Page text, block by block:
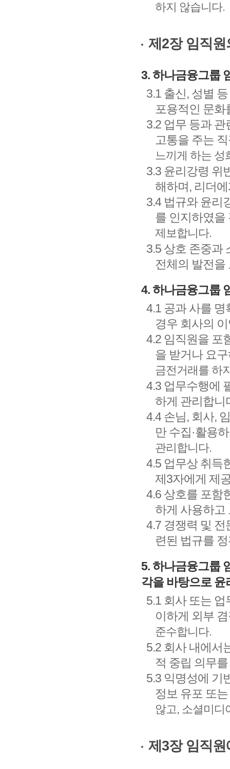
하지 않습니다.
제2장 임직원
3. 하나금융그룹
3.1 출신, 성별
포용적인 문화
3.2 업무 등과
고통을 주는
느끼게 하는 성
3.3 윤리강령 위
해하며, 리더
3.4 법규와 윤리
를 인지하였을
제보합니다.
3.5 상호 존중과
전체의 발전을
4. 하나금융그룹
4.1 공과 사를
경우 회사의
4.2 임직원을 포
을 받거나 요
금전거래를 하
4.3 업무수행에
하게 관리합니
4.4 손님, 회사,
만 수집·활용
관리합니다.
4.5 업무상 취득
제3자에게 제
4.6 상호를 포함
하게 사용하고
4.7 경쟁력 및
련된 법규를
5. 하나금융그룹
각을 바탕으로
5.1 회사 또는
이하게 외부
준수합니다.
5.2 회사 내에서
적 중립 의무
5.3 익명성에 기
정보 유포 또
않고, 소셜미디
제3장 임직